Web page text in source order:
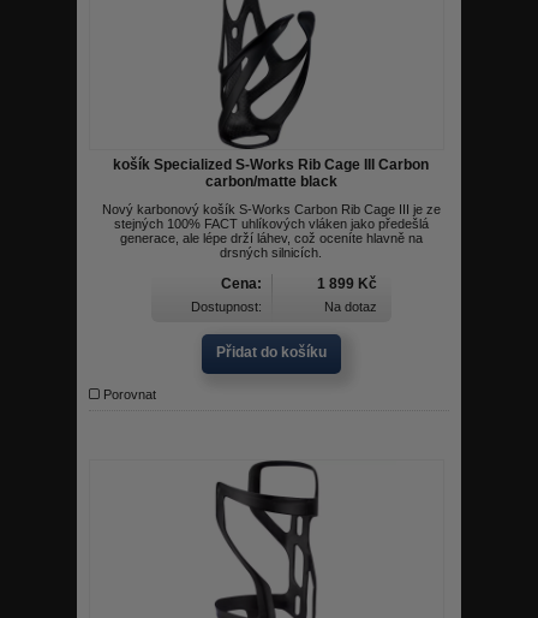
košík Specialized S-Works Rib Cage III Carbon
carbon/matte black
Nový karbonový košík S-Works Carbon Rib Cage III je ze
stejných 100% FACT uhlíkových vláken jako předešlá
generace, ale lépe drží láhev, což oceníte hlavně na
drsných silnicích.
Cena: 1 899 Kč
Dostupnost: Na dotaz
Přidat do košíku
Porovnat